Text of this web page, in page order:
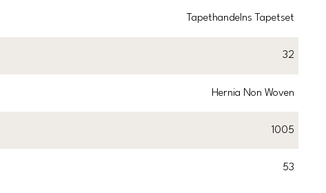
Tapethandelns Tapetset
32
Hernia Non Woven
1005
53